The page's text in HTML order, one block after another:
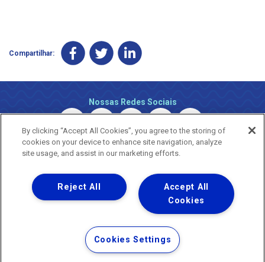
Compartilhar:
Nossas Redes Sociais
Copyright © 2026 - Todos os Direitos Reservados.
Nossa natureza movimenta a vida
Termos Gerais de Uso de Sites e Aplicativos
Política de Privacidade e Proteção de Dados
By clicking “Accept All Cookies”, you agree to the storing of
cookies on your device to enhance site navigation, analyze
site usage, and assist in our marketing efforts.
Accept All
Cookies
Reject All
Cookies Settings